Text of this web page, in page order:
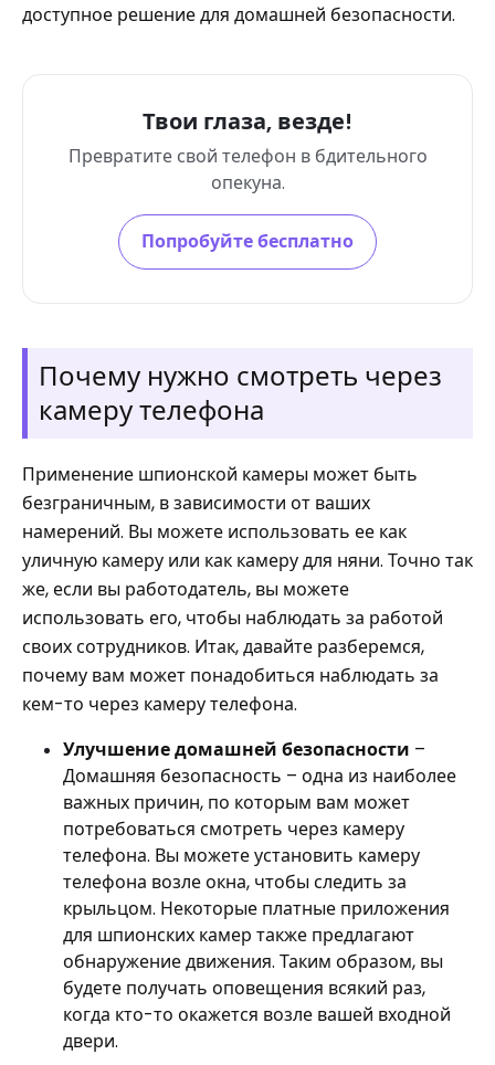
доступное решение для домашней безопасности.
Твои глаза, везде!
Превратите свой телефон в бдительного
опекуна.
Попробуйте бесплатно
Почему нужно смотреть через
камеру телефона
Применение шпионской камеры может быть
безграничным, в зависимости от ваших
намерений. Вы можете использовать ее как
уличную камеру или как камеру для няни. Точно так
же, если вы работодатель, вы можете
использовать его, чтобы наблюдать за работой
своих сотрудников. Итак, давайте разберемся,
почему вам может понадобиться наблюдать за
кем-то через камеру телефона.
Улучшение домашней безопасности –
Домашняя безопасность – одна из наиболее
важных причин, по которым вам может
потребоваться смотреть через камеру
телефона. Вы можете установить камеру
телефона возле окна, чтобы следить за
крыльцом. Некоторые платные приложения
для шпионских камер также предлагают
обнаружение движения. Таким образом, вы
будете получать оповещения всякий раз,
когда кто-то окажется возле вашей входной
двери.